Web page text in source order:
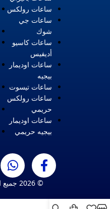
ساعات رولكس
ساعات جي
شوك
ساعات كاسيو
أديفيس
ساعات اوديمار
بيجيه
ساعات تيسوت
ساعات رولكس
حريمي
ساعات اوديمار
بيجيه حريمي
© 2026 جميع الحقوق محفوظة.